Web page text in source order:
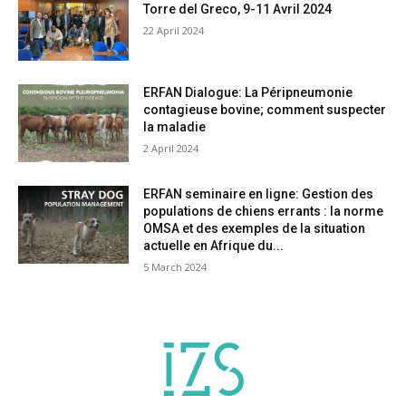
Torre del Greco, 9-11 Avril 2024
22 April 2024
ERFAN Dialogue: La Péripneumonie
contagieuse bovine; comment suspecter
la maladie
2 April 2024
ERFAN seminaire en ligne: Gestion des
populations de chiens errants : la norme
OMSA et des exemples de la situation
actuelle en Afrique du...
5 March 2024